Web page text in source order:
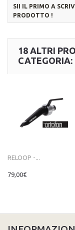
SII IL PRIMO A
PRODOTTO !
18 ALTRI
CATEGORIA:
RELOOP -...
79,00€